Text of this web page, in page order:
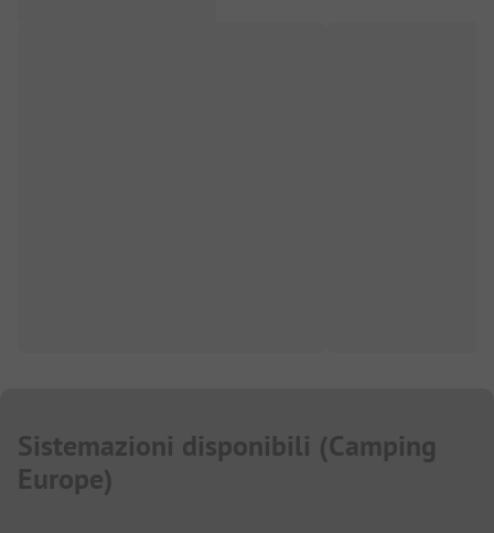
Sistemazioni disponibili (Camping
Europe)